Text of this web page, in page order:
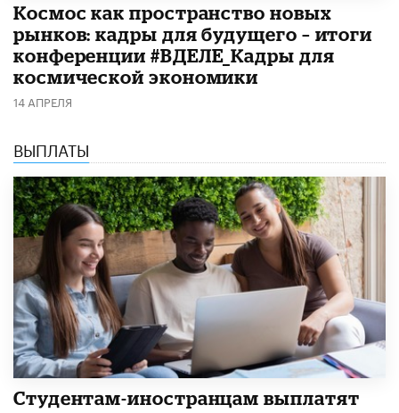
Космос как пространство новых
рынков: кадры для будущего – итоги
конференции #ВДЕЛЕ_Кадры для
космической экономики
14 АПРЕЛЯ
ВЫПЛАТЫ
Студентам-иностранцам выплатят